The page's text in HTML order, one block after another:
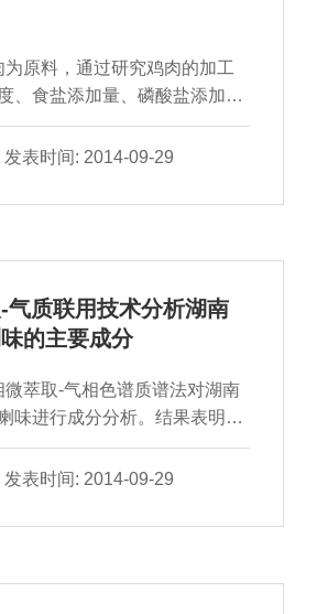
为原料，通过研究鸡肉的加工
、食盐添加量、磷酸盐添加量
和热 处理三段时间）对鸡肉剪
...
表时间: 2014-09-29
气质联用技术分析湖南
的主要成分
微萃取-气相色谱质谱法对湖南
味进行成分分析。结果表明，
-2- 辛醛、2-十三烯醛、2,4-葵
表时间: 2014-09-29